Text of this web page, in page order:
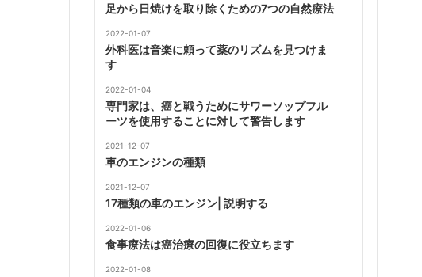
足から日焼けを取り除くための7つの自然療法
2022-01-07
外科医は音楽に頼って薬のリズムを見つけま
す
2022-01-04
専門家は、癌と戦うためにサワーソップフル
ーツを使用することに対して警告します
2021-12-07
車のエンジンの種類
2021-12-07
17種類の車のエンジン| 説明する
2022-01-06
食事療法は癌治療の回復に役立ちます
2022-01-08